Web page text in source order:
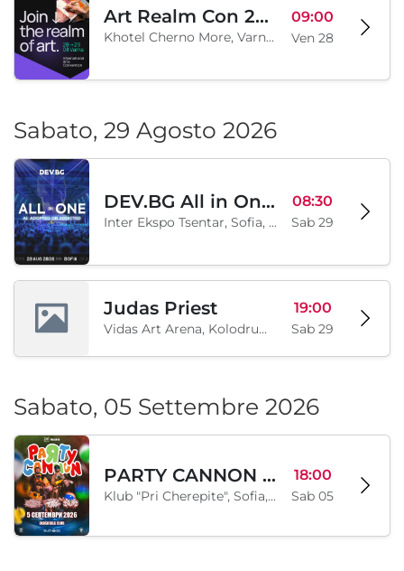
Art Realm Con 2026
Khotel Cherno More, Varna, BG
09:00
Ven 28
Sabato, 29 Agosto 2026
DEV.BG All in One 2026
Inter Ekspo Tsentar, Sofia, BG
08:30
Sab 29
Judas Priest
Vidas Art Arena, Kolodrum, Borisova gradina, Sofia, BG
19:00
Sab 29
Sabato, 05 Settembre 2026
PARTY CANNON live in Sofia
Klub "Pri Cherepite", Sofia, BG
18:00
Sab 05